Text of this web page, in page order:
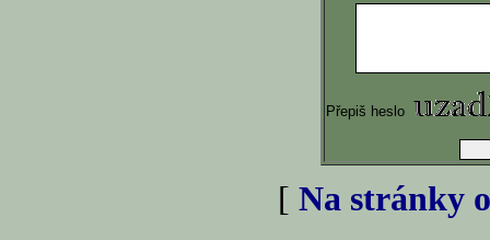
Přepiš heslo
[ Na stránky